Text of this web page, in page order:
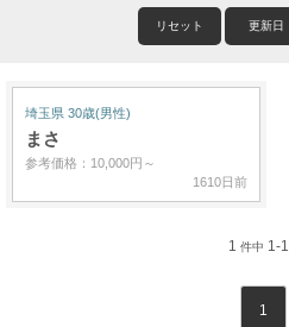
リセット 更新日
埼玉県 30歳(男性)
まさ
参考価格：10,000円～
1610日前
1 件中 1-1
1